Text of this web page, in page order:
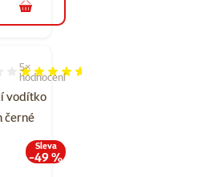
do košíku
vodítko
černé
92%, počet hodnocení: 5
5×
hodnocení
Sleva
-49 %